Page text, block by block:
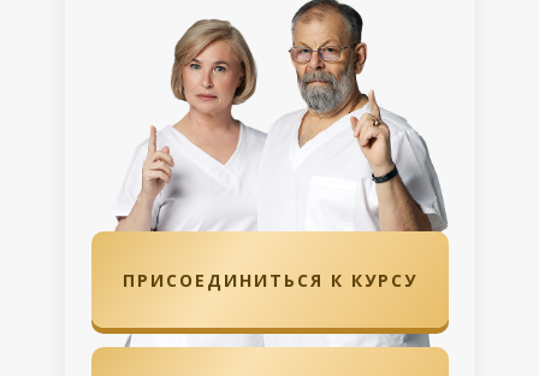
ПРИСОЕДИНИТЬСЯ К КУРСУ